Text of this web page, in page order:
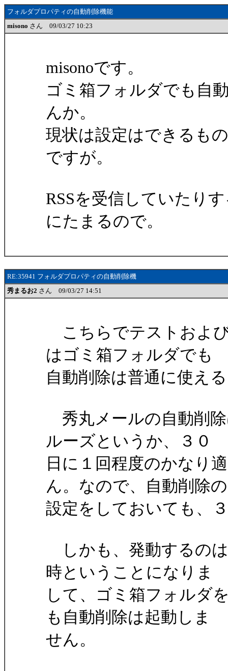
フォルダプロパティの自動削除機能
misono さん 09/03/27 10:23
misonoです。
ゴミ箱フォルダでも自
んか。
現状は設定はできるも
ですが。
RSSを受信していたり
にたまるので。
RE:35941 フォルダプロパティの自動削除機
秀まるお2 さん 09/03/27 14:51
こちらでテストおよ
はゴミ箱フォルダでも
自動削除は普通に使え
秀丸メールの自動削
ルーズというか、３０
日に１回程度のかなり
ん。なので、自動削除の
設定をしておいても、
しかも、発動するの
時ということになりま
して、ゴミ箱フォルダ
も自動削除は起動しま
せん。